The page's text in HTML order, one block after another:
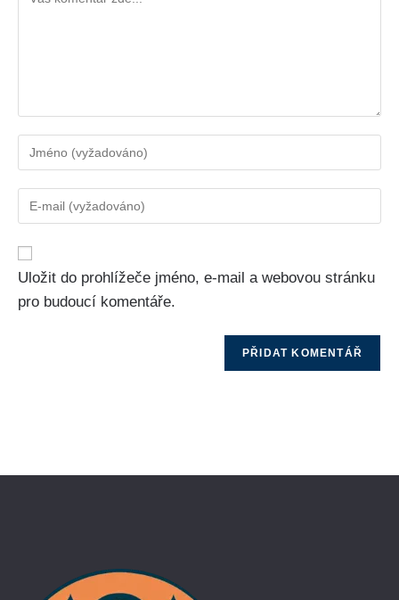
Uložit do prohlížeče jméno, e-mail a webovou stránku
pro budoucí komentáře.